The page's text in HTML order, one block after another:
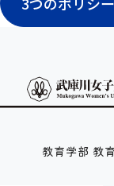
教育学部 教